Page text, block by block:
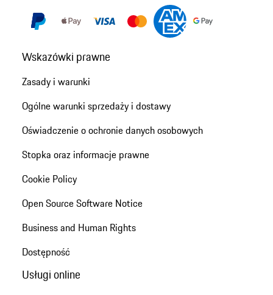
Wskazówki prawne
Zasady i warunki
Ogólne warunki sprzedaży i dostawy
Oświadczenie o ochronie danych osobowych
Stopka oraz informacje prawne
Cookie Policy
Open Source Software Notice
Business and Human Rights
Dostępność
Usługi online